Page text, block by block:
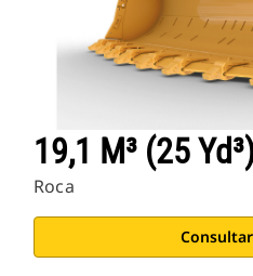
19,1 M³ (25
Roca